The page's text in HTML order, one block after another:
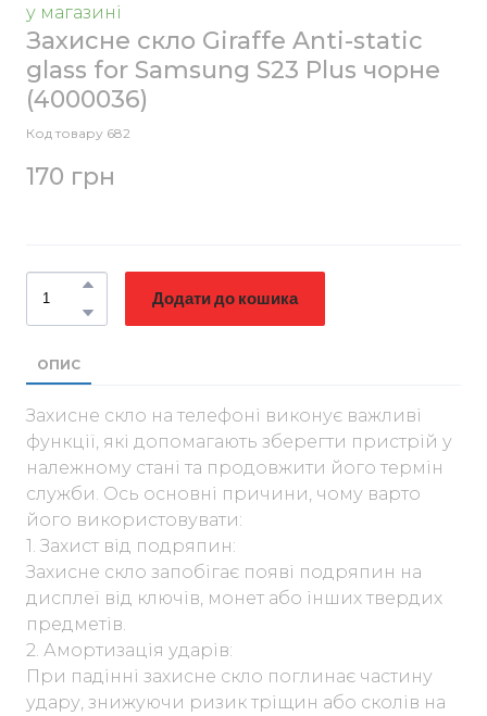
у магазині
Захисне скло Giraffe Anti-static
glass for Samsung S23 Plus чорне
(4000036)
Код товару 682
170 грн
Додати до кошика
ОПИС
Захисне скло на телефоні виконує важливі
функції, які допомагають зберегти пристрій у
належному стані та продовжити його термін
служби. Ось основні причини, чому варто
його використовувати:
1. Захист від подряпин:
Захисне скло запобігає появі подряпин на
дисплеї від ключів, монет або інших твердих
предметів.
2. Амортизація ударів:
При падінні захисне скло поглинає частину
удару, знижуючи ризик тріщин або сколів на